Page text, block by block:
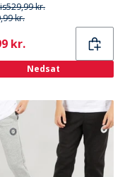
529,99 kr.
kr.
kr.
Nedsat